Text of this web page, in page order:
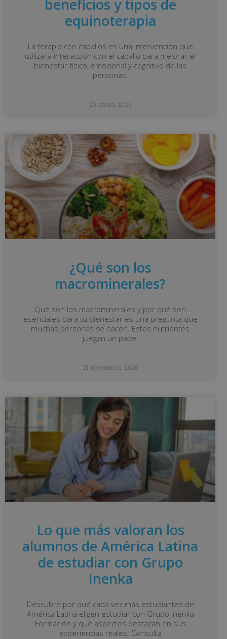
beneficios y tipos de
equinoterapia
La terapia con caballos es una intervención que
utiliza la interacción con el caballo para mejorar el
bienestar físico, emocional y cognitivo de las
personas.
23 enero, 2026
¿Qué son los
macrominerales?
Qué son los macrominerales y por qué son
esenciales para tu bienestar es una pregunta que
muchas personas se hacen. Estos nutrientes
juegan un papel
21 noviembre, 2025
Lo que más valoran los
alumnos de América Latina
de estudiar con Grupo
Inenka
Descubre por qué cada vez más estudiantes de
América Latina eligen estudiar con Grupo Inenka
Formación y qué aspectos destacan en sus
experiencias reales. Consulta